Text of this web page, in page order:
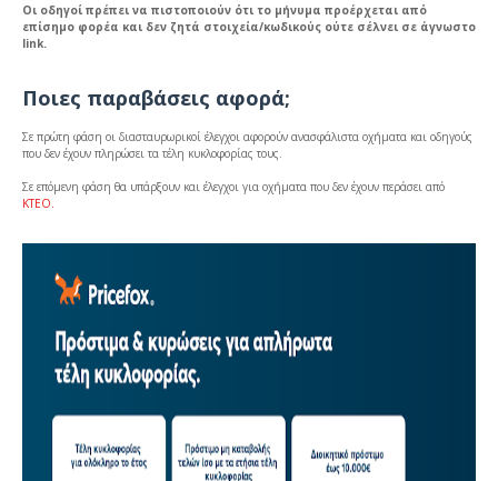
Οι οδηγοί πρέπει να πιστοποιούν ότι το μήνυμα προέρχεται από
επίσημο φορέα και δεν ζητά στοιχεία/κωδικούς ούτε σέλνει σε άγνωστο
link.
Ποιες παραβάσεις αφορά;
Σε πρώτη φάση οι διασταυρωρικοί έλεγχοι αφορούν ανασφάλιστα οχήματα και οδηγούς
που δεν έχουν πληρώσει τα τέλη κυκλοφορίας τους.
Σε επόμενη φάση θα υπάρξουν και έλεγχοι για οχήματα που δεν έχουν περάσει από
ΚΤΕΟ.